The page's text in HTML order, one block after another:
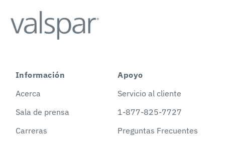
Información
Acerca
Sala de prensa
Carreras
Apoyo
Servicio al cliente
1-877-825-7727
Preguntas Frecuentes